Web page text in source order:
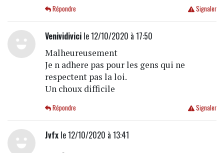
Signaler
Répondre
Venividivicile 12/10/2020 à 17:50
Malheureusement
Je n adhere pas pour les gens qui ne
respectent pas la loi.
Un choux difficile
Signaler
Répondre
Jvfxle 12/10/2020 à 13:41